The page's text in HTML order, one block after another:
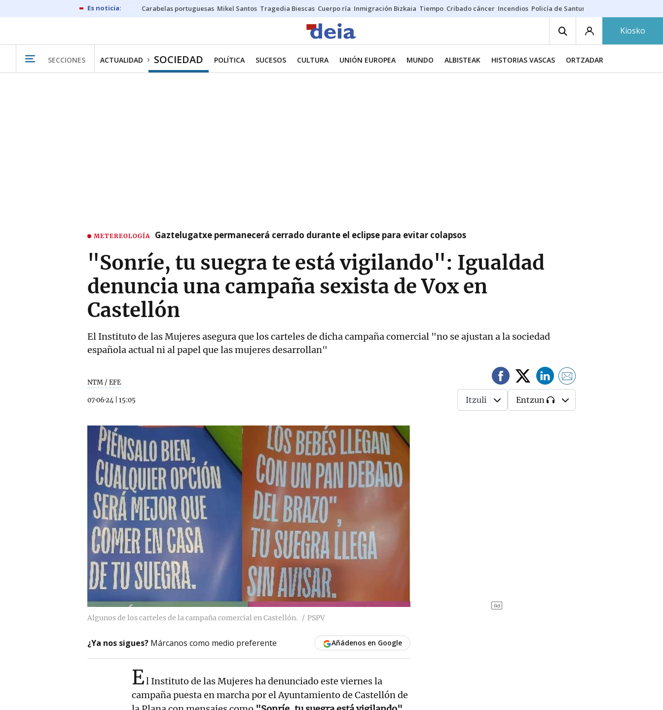
Carabelas portuguesas Mikel Santos Tragedia Biescas Cuerpo ría Inmigración Bizkaia Tiempo Cribado cáncer Incendios Policía de Santurtzi
Kiosko
SECCIONES ACTUALIDAD SOCIEDAD POLÍTICA SUCESOS CULTURA UNIÓN EUROPEA MUNDO ALBISTEAK HISTORIAS VASCAS ORTZADAR
METEREOLOGÍA Gaztelugatxe permanecerá cerrado durante el eclipse para evitar colapsos
"Sonríe, tu suegra te está vigilando": Igualdad
denuncia una campaña sexista de Vox en
Castellón
El Instituto de las Mujeres asegura que los carteles de dicha campaña comercial "no se ajustan a la sociedad
española actual ni al papel que las mujeres desarrollan"
NTM / EFE
07·06·24 15:05 Itzuli Entzun
Algunos de los carteles de la campaña comercial en Castellón. PSPV
¿Ya nos sigues? Márcanos como medio preferente Añádenos en Google
El Instituto de las Mujeres ha denunciado este viernes la
campaña puesta en marcha por el Ayuntamiento de Castellón de